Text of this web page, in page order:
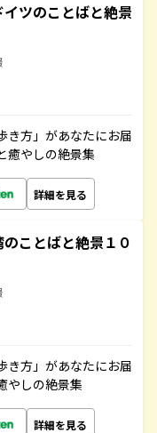
ツのことばと絶景
き方」があなたにお届
癒やしの絶景集
詳細を見る
ことばと絶景１０
き方」があなたにお届
やしの絶景集
詳細を見る